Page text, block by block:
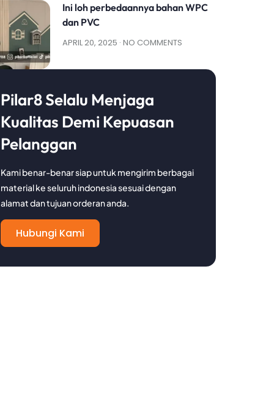
Ini loh perbedaannya bahan WPC
dan PVC
APRIL 20, 2025 NO COMMENTS
Pilar8 Selalu Menjaga
Kualitas Demi Kepuasan
Pelanggan​
Kami benar-benar siap untuk mengirim berbagai
material ke seluruh indonesia sesuai dengan
alamat dan tujuan orderan anda.
Hubungi Kami